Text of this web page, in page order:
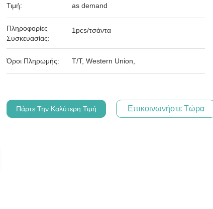
Τιμή: as demand
Πληροφορίες
Συσκευασίας:
1pcs/τσάντα
Όροι Πληρωμής: T/T, Western Union,
Πάρτε Την Καλύτερη Τιμή Επικοινωνήστε Τώρα